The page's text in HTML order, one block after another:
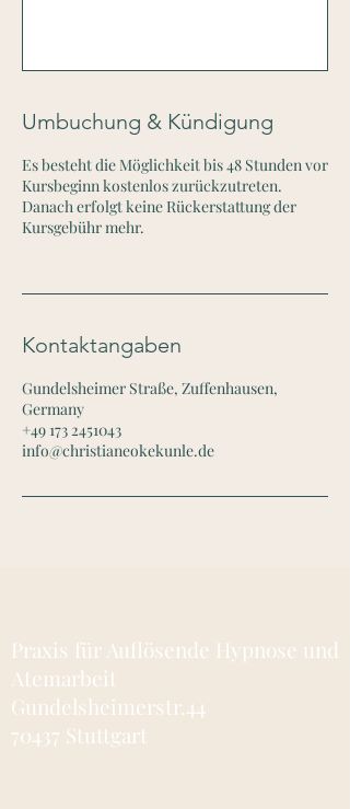
Umbuchung & Kündigung
Es besteht die Möglichkeit bis 48 Stunden vor
Kursbeginn kostenlos zurückzutreten.
Danach erfolgt keine Rückerstattung der
Kursgebühr mehr.
Kontaktangaben
Gundelsheimer Straße, Zuffenhausen,
Germany
+49 173 2451043
info@christianeokekunle.de
Praxis für Auflösende Hypnose und
Atemarbeit
Gundelsheimerstr.44
70437 Stuttgart